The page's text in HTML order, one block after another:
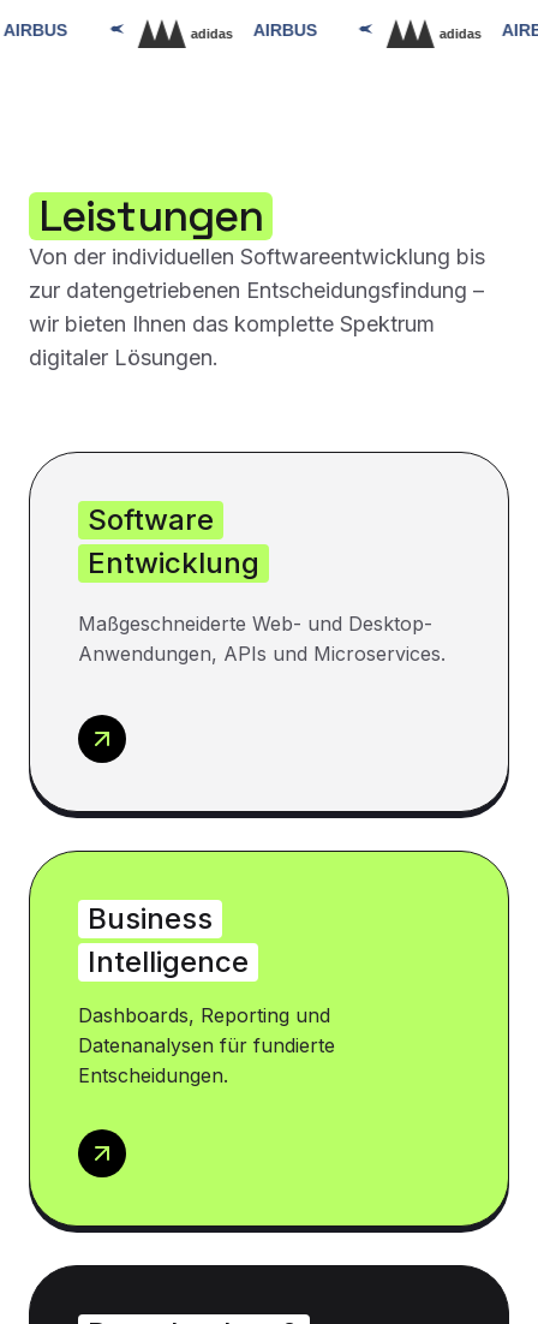
Leistungen
Von der individuellen Softwareentwicklung bis
zur datengetriebenen Entscheidungsfindung –
wir bieten Ihnen das komplette Spektrum
digitaler Lösungen.
Software
Entwicklung
Maßgeschneiderte Web- und Desktop-
Anwendungen, APIs und Microservices.
Business
Intelligence
Dashboards, Reporting und
Datenanalysen für fundierte
Entscheidungen.